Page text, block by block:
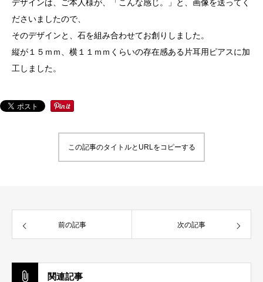
デザインは、ご本人様が、「こんな感じ。」と、画像を送ってく
ださいましたので、
そのデザインと、石を組み合わせてお創りしました。
縦が１５ｍｍ、横１１ｍｍくらいの存在感ある片耳用ピアスに加
工しました。
この記事のタイトルとURLをコピーする
前の記事 次の記事
関連記事